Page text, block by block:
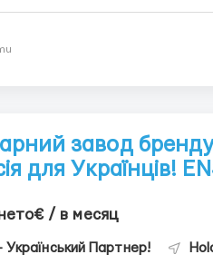
завод
для Українців!
/ в месяц
Український Партнер!